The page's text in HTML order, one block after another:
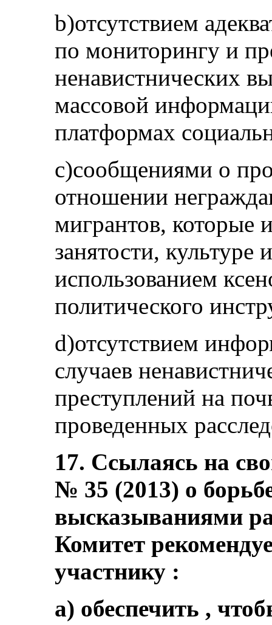
b)отсутствием
по мониторингу и
ненавистнических
массовой
платформах
c)сообщениями о
отношении
мигрантов, которые
занятости, культуре
использованием
политического
d)отсутствием
случаев
преступлений на
проведенных
17. Ссылаясь на
№ 35 (2013) о
высказываниями
Комитет
участнику :
a) обеспечить ,